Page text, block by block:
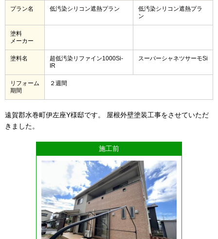
プラン名 低汚染シリコン遮熱プラン
低汚染シリコン遮熱プラ
ン
塗料
メーカー
塗料名
超低汚染リファイン1000Si-
IR
スーパーシャネツサーモSi
リフォーム
期間
２週間
遠賀郡水巻町伊左座Y様邸です。 屋根外壁塗装工事をさせていただ
きました。
施工前